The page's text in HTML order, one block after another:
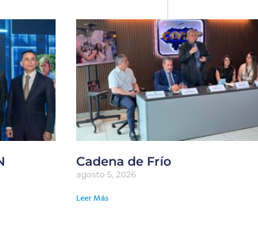
Cadena de Frío
agosto 5, 2026
Leer Más